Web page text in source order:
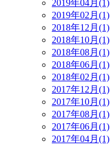
2019年04月(1)
2019年02月(1)
2018年12月(1)
2018年10月(1)
2018年08月(1)
2018年06月(1)
2018年02月(1)
2017年12月(1)
2017年10月(1)
2017年08月(1)
2017年06月(1)
2017年04月(1)